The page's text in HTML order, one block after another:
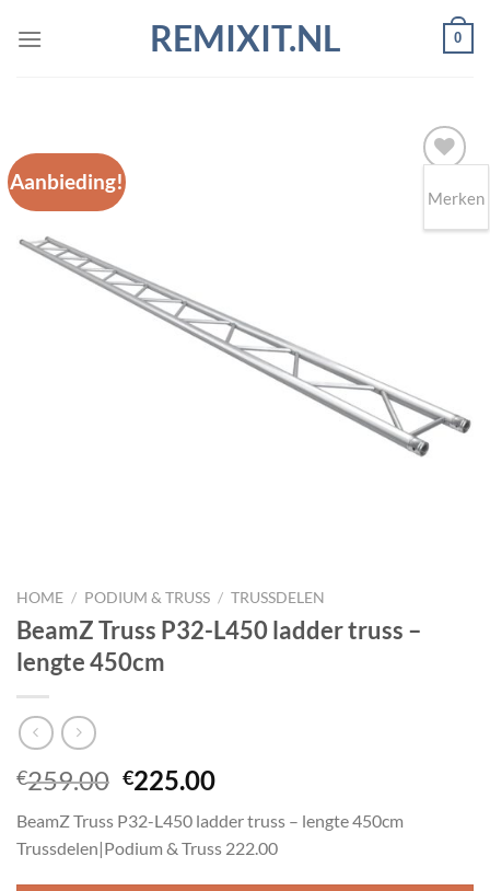
naar
REMIXIT.NL 0
Aanbieding!
Toevoegen
HOME / PODIUM & TRUSS / TRUSSDELEN
BeamZ Truss P32-L450 ladder truss –
lengte 450cm
€259.00 Oorspronkelijke
was:
€259.00.
€225.00Huidige
is:
€225.00.
BeamZ Truss P32-L450 ladder truss – lengte 450cm
Trussdelen|Podium & Truss 222.00
Merken